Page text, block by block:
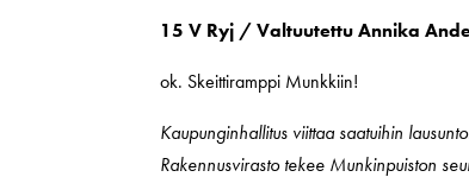
15 V Ryj / Valtuutettu Annika
ok. Skeittiramppi Munkkiin!
Kaupunginhallitus viittaa saatuihin
Rakennusvirasto tekee Munkinpuiston